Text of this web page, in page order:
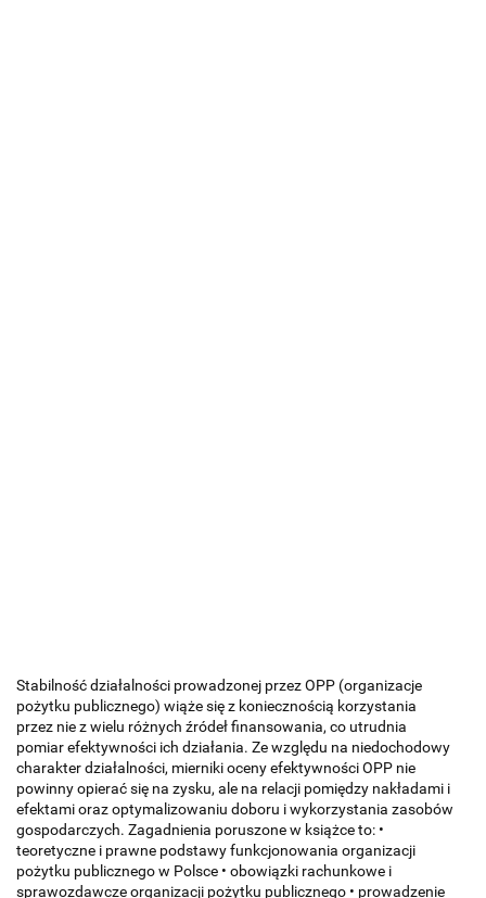
Stabilność działalności prowadzonej przez OPP (organizacje
pożytku publicznego) wiąże się z koniecznością korzystania
przez nie z wielu różnych źródeł finansowania, co utrudnia
pomiar efektywności ich działania. Ze względu na niedochodowy
charakter działalności, mierniki oceny efektywności OPP nie
powinny opierać się na zysku, ale na relacji pomiędzy nakładami i
efektami oraz optymalizowaniu doboru i wykorzystania zasobów
gospodarczych. Zagadnienia poruszone w książce to: •
teoretyczne i prawne podstawy funkcjonowania organizacji
pożytku publicznego w Polsce • obowiązki rachunkowe i
sprawozdawcze organizacji pożytku publicznego • prowadzenie